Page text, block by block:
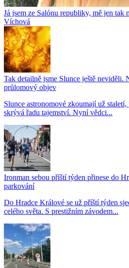
Já jsem ze Salónu republiky, mě jen tak
Víchová
Tak detailně jsme Slunce ještě neviděli.
průlomový objev
Slunce astronomové zkoumají už staletí,
skrývá řadu tajemství. Nyní vědci...
Ironman sebou příští týden přinese do
parkování
Do Hradce Králové se už příští týden
celého světa. S prestižním závodem...